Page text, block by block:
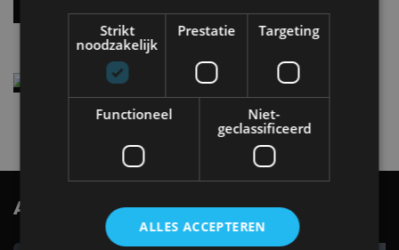
4 aug
Elektrische Geely E2 (tijdelijk) net zo goedkoop
als een Renault Twingo
4 aug
AutoRAI.nl TV SUBSCRIBE
Strikt
noodzakelijk
Prestatie Targeting
Functioneel
Niet-
geclassificeerd
ALLES ACCEPTEREN